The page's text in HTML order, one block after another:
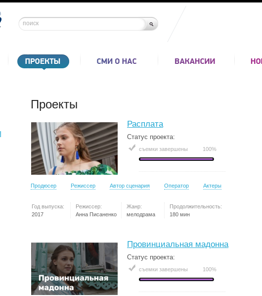
Проекты
Расплата
Статус проекта:
съемки завершены 100%
Продюсер Режиссер Автор сценария Оператор Актеры
Год выпуска:
2017
Режиссер:
Анна Писаненко
Жанр:
мелодрама
Продолжительность:
180 мин
Провинциальная мадонна
Статус проекта:
съемки завершены 100%